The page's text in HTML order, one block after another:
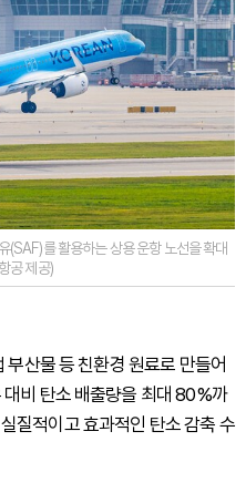
(SAF)를 활용하는 상용 운항 노선을 확대
공 제공)
부산물 등 친환경 원료로 만들어
비 탄소 배출량을 최대 80%까
질적이고 효과적인 탄소 감축 수